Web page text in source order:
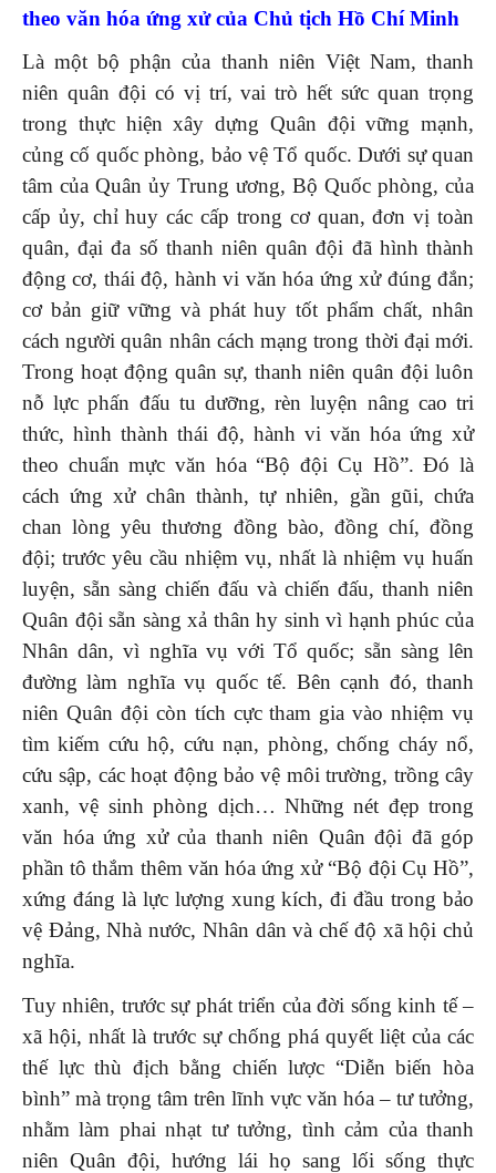
theo văn hóa ứng xử của Chủ tịch Hồ Chí Minh
Là một bộ phận của thanh niên Việt Nam, thanh
niên quân đội có vị trí, vai trò hết sức quan trọng
trong thực hiện xây dựng Quân đội vững mạnh,
củng cố quốc phòng, bảo vệ Tổ quốc. Dưới sự quan
tâm của Quân ủy Trung ương, Bộ Quốc phòng, của
cấp ủy, chỉ huy các cấp trong cơ quan, đơn vị toàn
quân, đại đa số thanh niên quân đội đã hình thành
động cơ, thái độ, hành vi văn hóa ứng xử đúng đắn;
cơ bản giữ vững và phát huy tốt phẩm chất, nhân
cách người quân nhân cách mạng trong thời đại mới.
Trong hoạt động quân sự, thanh niên quân đội luôn
nỗ lực phấn đấu tu dưỡng, rèn luyện nâng cao tri
thức, hình thành thái độ, hành vi văn hóa ứng xử
theo chuẩn mực văn hóa “Bộ đội Cụ Hồ”. Đó là
cách ứng xử chân thành, tự nhiên, gần gũi, chứa
chan lòng yêu thương đồng bào, đồng chí, đồng
đội; trước yêu cầu nhiệm vụ, nhất là nhiệm vụ huấn
luyện, sẵn sàng chiến đấu và chiến đấu, thanh niên
Quân đội sẵn sàng xả thân hy sinh vì hạnh phúc của
Nhân dân, vì nghĩa vụ với Tổ quốc; sẵn sàng lên
đường làm nghĩa vụ quốc tế. Bên cạnh đó, thanh
niên Quân đội còn tích cực tham gia vào nhiệm vụ
tìm kiếm cứu hộ, cứu nạn, phòng, chống cháy nổ,
cứu sập, các hoạt động bảo vệ môi trường, trồng cây
xanh, vệ sinh phòng dịch… Những nét đẹp trong
văn hóa ứng xử của thanh niên Quân đội đã góp
phần tô thắm thêm văn hóa ứng xử “Bộ đội Cụ Hồ”,
xứng đáng là lực lượng xung kích, đi đầu trong bảo
vệ Đảng, Nhà nước, Nhân dân và chế độ xã hội chủ
nghĩa.
Tuy nhiên, trước sự phát triển của đời sống kinh tế –
xã hội, nhất là trước sự chống phá quyết liệt của các
thế lực thù địch bằng chiến lược “Diễn biến hòa
bình” mà trọng tâm trên lĩnh vực văn hóa – tư tưởng,
nhằm làm phai nhạt tư tưởng, tình cảm của thanh
niên Quân đội, hướng lái họ sang lối sống thực